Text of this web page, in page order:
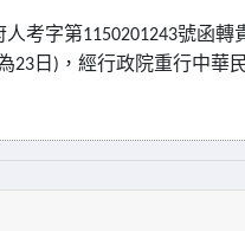
人考字第1150201243號函轉
23 日 ) ，經行政院重行中華